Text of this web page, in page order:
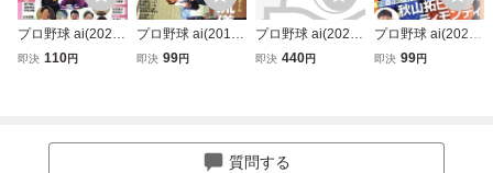
プロ野球 ai(2022
10 October) 季刊
即決 110円
プロ野球 ai(2018
7 July) 季刊誌/ミ
即決 99円
プロ野球 ai(2026
1 January) 季刊誌/
即決 440円
プロ野球 ai(2021
1 January) 季刊誌/
即決 99円
質問する